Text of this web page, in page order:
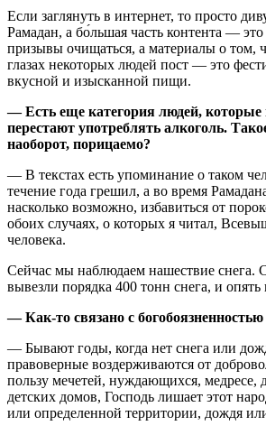
Если заглянуть в интернет, то просто
Рамадан, а бо́льшая часть контента —
призывы очищаться, а материалы о том,
глазах некоторых людей пост — это
вкусной и изысканной пищи.
— Есть еще категория людей, которые
перестают употреблять алкоголь.
наоборот, порицаемо?
— В текстах есть упоминание о таком
течение года грешил, а во время
насколько возможно, избавиться от
обоих случаях, о которых я читал,
человека.
Сейчас мы наблюдаем нашествие снега.
вывезли порядка 400 тонн снега, и опять
— Как-то связано с
— Бывают годы, когда нет снега или
правоверные воздерживаются от
пользу мечетей, нуждающихся, медресе,
детских домов, Господь лишает этот
или определенной территории, дождя